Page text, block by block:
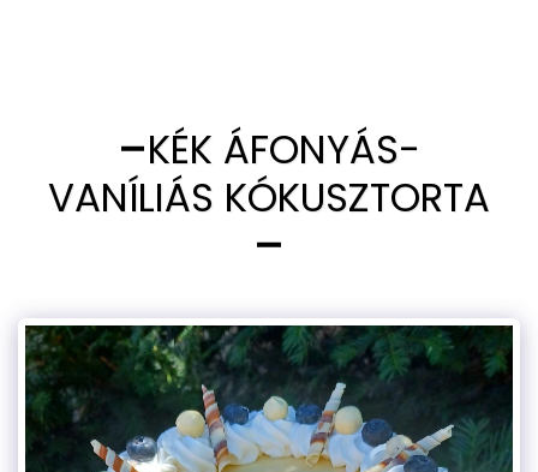
KÉK ÁFONYÁS-
VANÍLIÁS KÓKUSZTORTA